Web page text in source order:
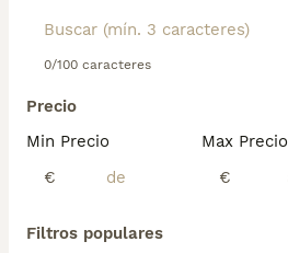
0/100 caracteres
Precio
Min Precio
€
Max Precio
€
Filtros populares